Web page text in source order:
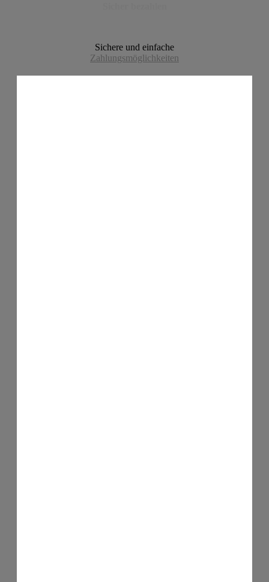
Sichere und einfache
Zahlungsmöglichkeiten